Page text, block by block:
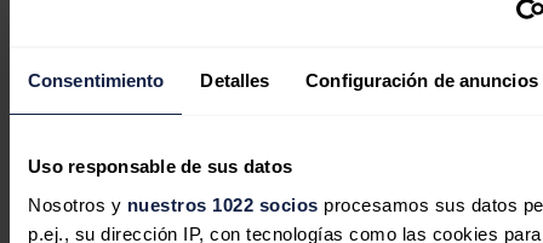
Consentimiento Detalles Configuración de anuncios
Uso responsable de sus datos
Nosotros y nuestros 1022 socios procesamos sus datos
p.ej., su dirección IP, con tecnologías como las cookies para
EDP Renewables, filial 'verde' de
EDP, casi duplica beneficios en el
primer semestre al ganar 183,7